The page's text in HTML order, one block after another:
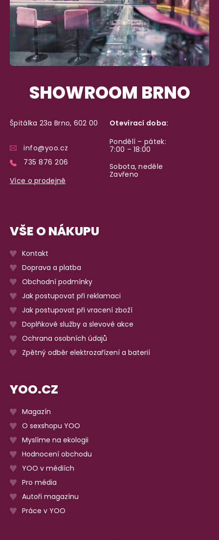
SHOWROOM BRNO
Špitálka 23a Brno, 602 00
info@yoo.cz
735 876 206
Více o prodejně
Otevírací doba:
Pondělí – pátek:
7:00 – 18:00
Sobota, neděle
Zavřeno
VŠE O NÁKUPU
Kontakt
Doprava a platba
Obchodní podmínky
Jak postupovat při reklamaci
Jak postupovat při vracení zboží
Doplňkové služby a slevové akce
Ochrana osobních údajů
Zpětný odběr elektrozařízení a baterií
YOO.CZ
Magazín
O sexshopu YOO
Myslíme na ekologii
Hodnocení obchodu
YOO v médiích
Pro média
Autoři magazínu
Práce v YOO